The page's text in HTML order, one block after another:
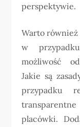
perspektywie.
Warto również
w
możliwość
Jakie są
przypadku
placówki.